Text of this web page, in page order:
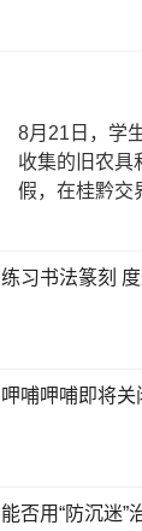
8月21日，学
收集的旧农具
假，在桂黔交
练习书法篆刻
呷哺呷哺即将
能否用“防沉迷”